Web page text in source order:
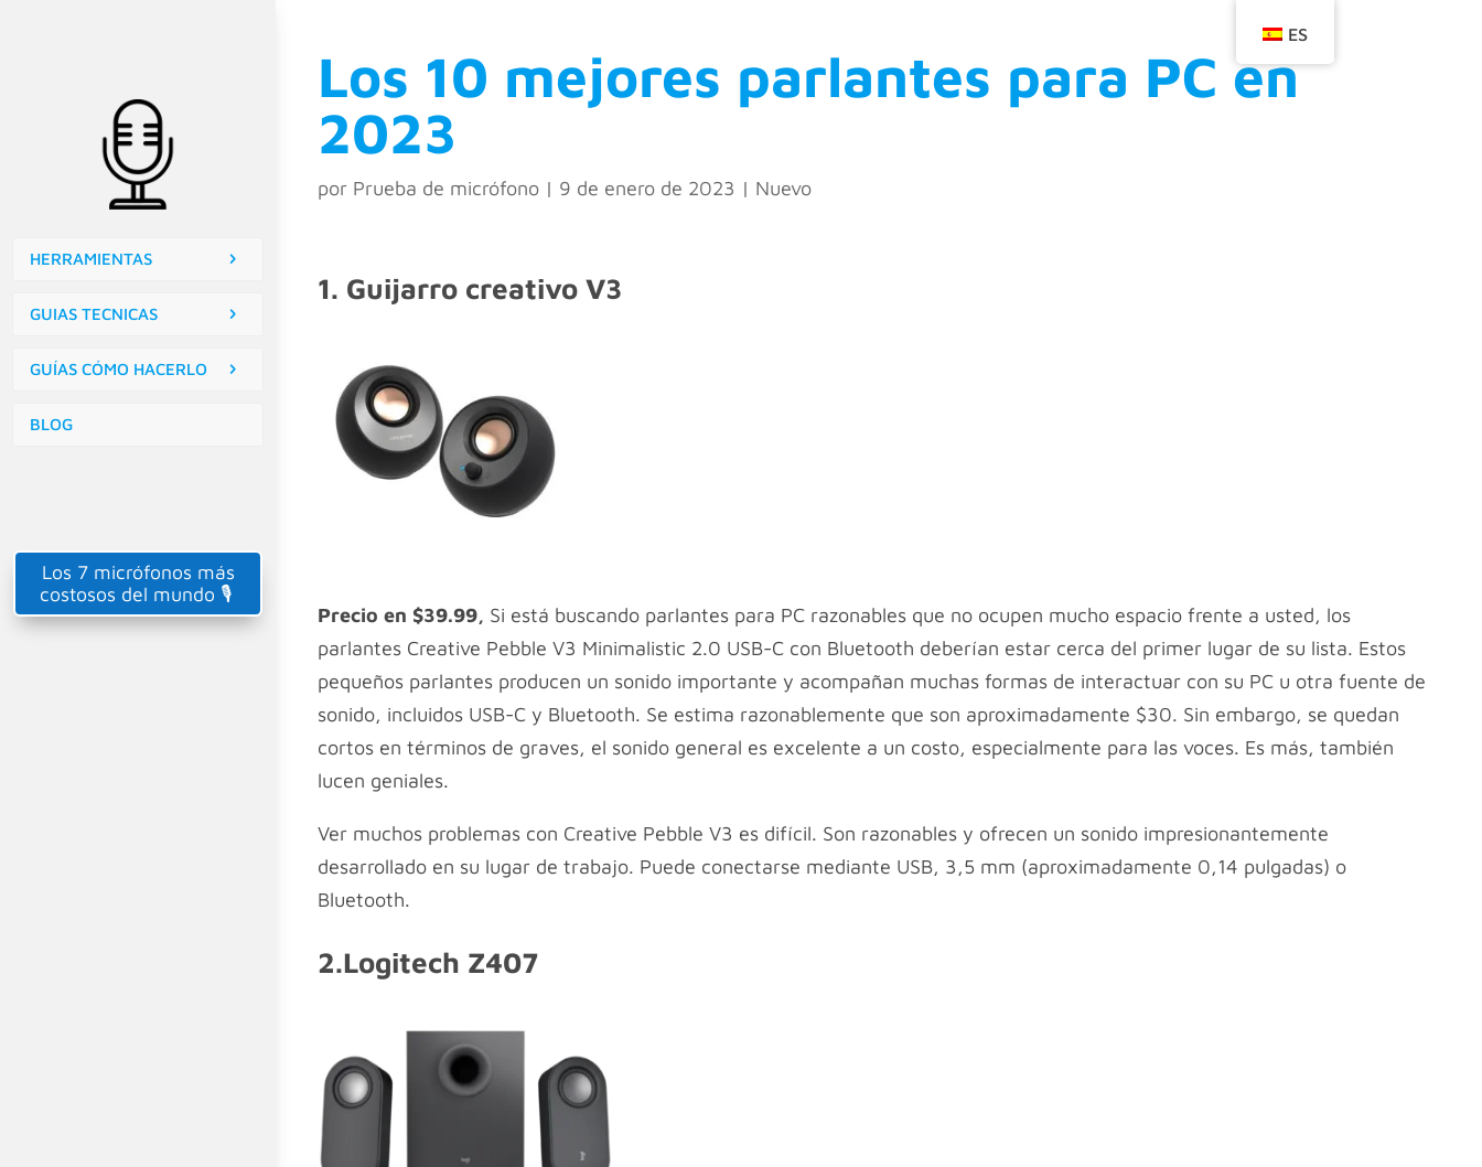
HERRAMIENTAS
GUIAS TECNICAS
GUÍAS CÓMO HACERLO
BLOG
Los 7 micrófonos más
costosos del mundo 🎙️
Los 10 mejores parlantes para PC en
2023
por Prueba de micrófono | 9 de enero de 2023 | Nuevo
1. Guijarro creativo V3
Precio en $39.99, Si está buscando parlantes para PC razonables que no ocupen mucho espacio frente a usted, los
parlantes Creative Pebble V3 Minimalistic 2.0 USB-C con Bluetooth deberían estar cerca del primer lugar de su lista. Estos
pequeños parlantes producen un sonido importante y acompañan muchas formas de interactuar con su PC u otra fuente de
sonido, incluidos USB-C y Bluetooth. Se estima razonablemente que son aproximadamente $30. Sin embargo, se quedan
cortos en términos de graves, el sonido general es excelente a un costo, especialmente para las voces. Es más, también
lucen geniales.
Ver muchos problemas con Creative Pebble V3 es difícil. Son razonables y ofrecen un sonido impresionantemente
desarrollado en su lugar de trabajo. Puede conectarse mediante USB, 3,5 mm (aproximadamente 0,14 pulgadas) o
Bluetooth.
2.Logitech Z407
ES